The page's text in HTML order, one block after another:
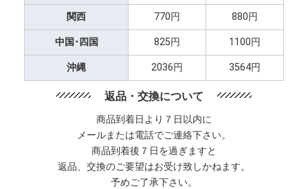
関西 770円 880円
中国･四国 825円 1100円
沖縄 2036円 3564円
返品・交換について
商品到着日より７日以内に
メールまたは電話でご連絡下さい。
商品到着後７日を過ぎますと
返品、交換のご要望はお受け致しかねます。
予めご了承下さい。